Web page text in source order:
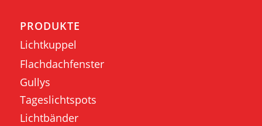
PRODUKTE
Lichtkuppel
Flachdachfenster
Gullys
Tageslichtspots
Lichtbänder